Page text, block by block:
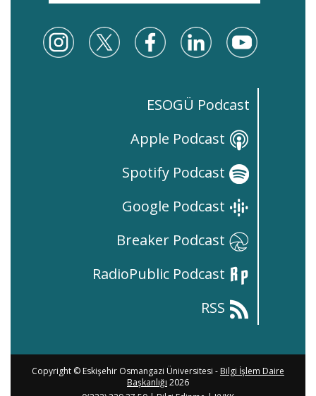
ESOGÜ Podcast
Apple Podcast
Spotify Podcast
Google Podcast
Breaker Podcast
RadioPublic Podcast
RSS
Copyright © Eskişehir Osmangazi Üniversitesi - Bilgi İşlem Daire
Başkanlığı 2026